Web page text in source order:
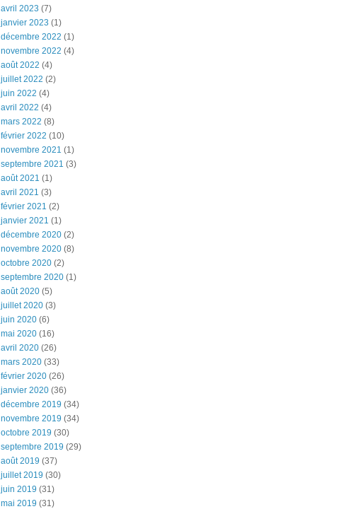
avril 2023 (7)
janvier 2023 (1)
décembre 2022 (1)
novembre 2022 (4)
août 2022 (4)
juillet 2022 (2)
juin 2022 (4)
avril 2022 (4)
mars 2022 (8)
février 2022 (10)
novembre 2021 (1)
septembre 2021 (3)
août 2021 (1)
avril 2021 (3)
février 2021 (2)
janvier 2021 (1)
décembre 2020 (2)
novembre 2020 (8)
octobre 2020 (2)
septembre 2020 (1)
août 2020 (5)
juillet 2020 (3)
juin 2020 (6)
mai 2020 (16)
avril 2020 (26)
mars 2020 (33)
février 2020 (26)
janvier 2020 (36)
décembre 2019 (34)
novembre 2019 (34)
octobre 2019 (30)
septembre 2019 (29)
août 2019 (37)
juillet 2019 (30)
juin 2019 (31)
mai 2019 (31)